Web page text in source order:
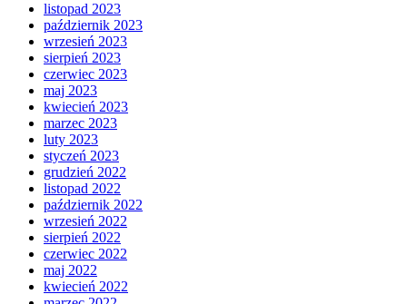
listopad 2023
październik 2023
wrzesień 2023
sierpień 2023
czerwiec 2023
maj 2023
kwiecień 2023
marzec 2023
luty 2023
styczeń 2023
grudzień 2022
listopad 2022
październik 2022
wrzesień 2022
sierpień 2022
czerwiec 2022
maj 2022
kwiecień 2022